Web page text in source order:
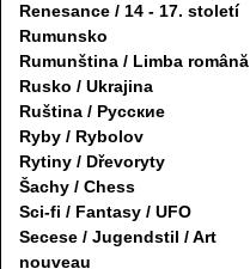
Renesance / 14 - 17. století
Rumunsko
Rumunština / Limba română
Rusko / Ukrajina
Ruština / Русские
Ryby / Rybolov
Rytiny / Dřevoryty
Šachy / Chess
Sci-fi / Fantasy / UFO
Secese / Jugendstil / Art
nouveau